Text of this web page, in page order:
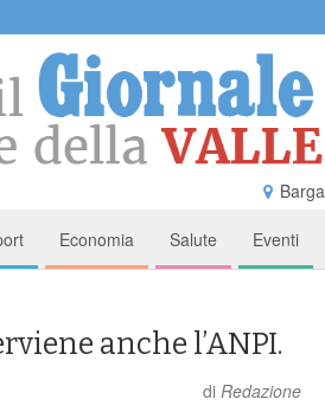
Barga
Economia Salute Eventi
anche l’ANPI.
di Redazione